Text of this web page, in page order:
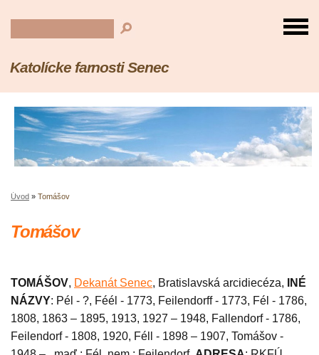
Katolícke farnosti Senec
Úvod » Tomášov
Tomášov
TOMÁŠOV, Dekanát Senec, Bratislavská arcidiecéza,
INÉ
NÁZVY: Pél - ?, Féél - 1773, Feilendorff - 1773, Fél - 1786,
1808, 1863 – 1895, 1913, 1927 – 1948, Fallendorf - 1786,
Feilendorf - 1808, 1920, Féll - 1898 – 1907, Tomášov -